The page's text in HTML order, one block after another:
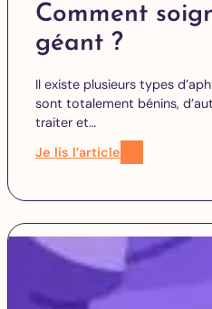
Comment
géant ?
Il existe plusieurs types
sont totalement bénins,
traiter et…
Je lis l’article